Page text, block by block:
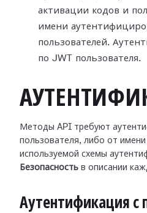
активации кодов и
имени
пользователей.
по JWT пользователя.
Методы API требуют
пользователя, либо от имени
используемой схемы
Безопасность в описании
Аутентификация с